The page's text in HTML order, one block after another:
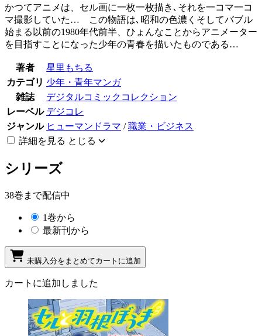
かつてアニメは、セル画に一枚一枚描き､それを一コマ一コ
マ撮影していた… この物語は､昭和の色濃くそしてバブル
始まる以前の1980年代前半、ひょんなことからアニメーター
を目指すことになった少年の青春を描いたものである…
著者
星里もちる
カテゴリ 少年・青年マンガ
雑誌
デジタルコミックコレクション
レーベル デジコレ
ジャンル ヒューマンドラマ /職業・ビジネス
詳細を見る とじる
シリーズ
38巻まで配信中
1巻から
最新刊から
未購入分をまとめてカートに追加
カートに追加しました